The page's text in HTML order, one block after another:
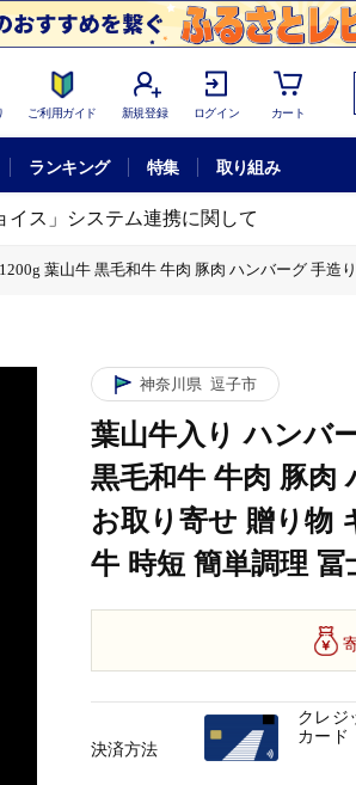
ご利用ガイド 新規登録 ログイン カート
ランキング 特集 取り組み
イス」システム連携に関して
葉山牛 黒毛和牛 牛肉 豚肉 ハンバーグ 手
神奈川県 逗子市
葉山牛入り ハンバ
黒毛和牛 牛肉 豚肉
お取り寄せ 贈り物
牛 時短 簡単調理
決済方法
クレジ
カード